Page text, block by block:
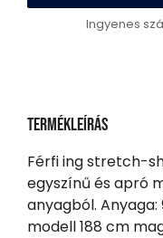
Ingyenes
Termékleírás
Férfi ing stretch-
egyszínű és apró
anyagból. Anyaga:
modell 188 cm